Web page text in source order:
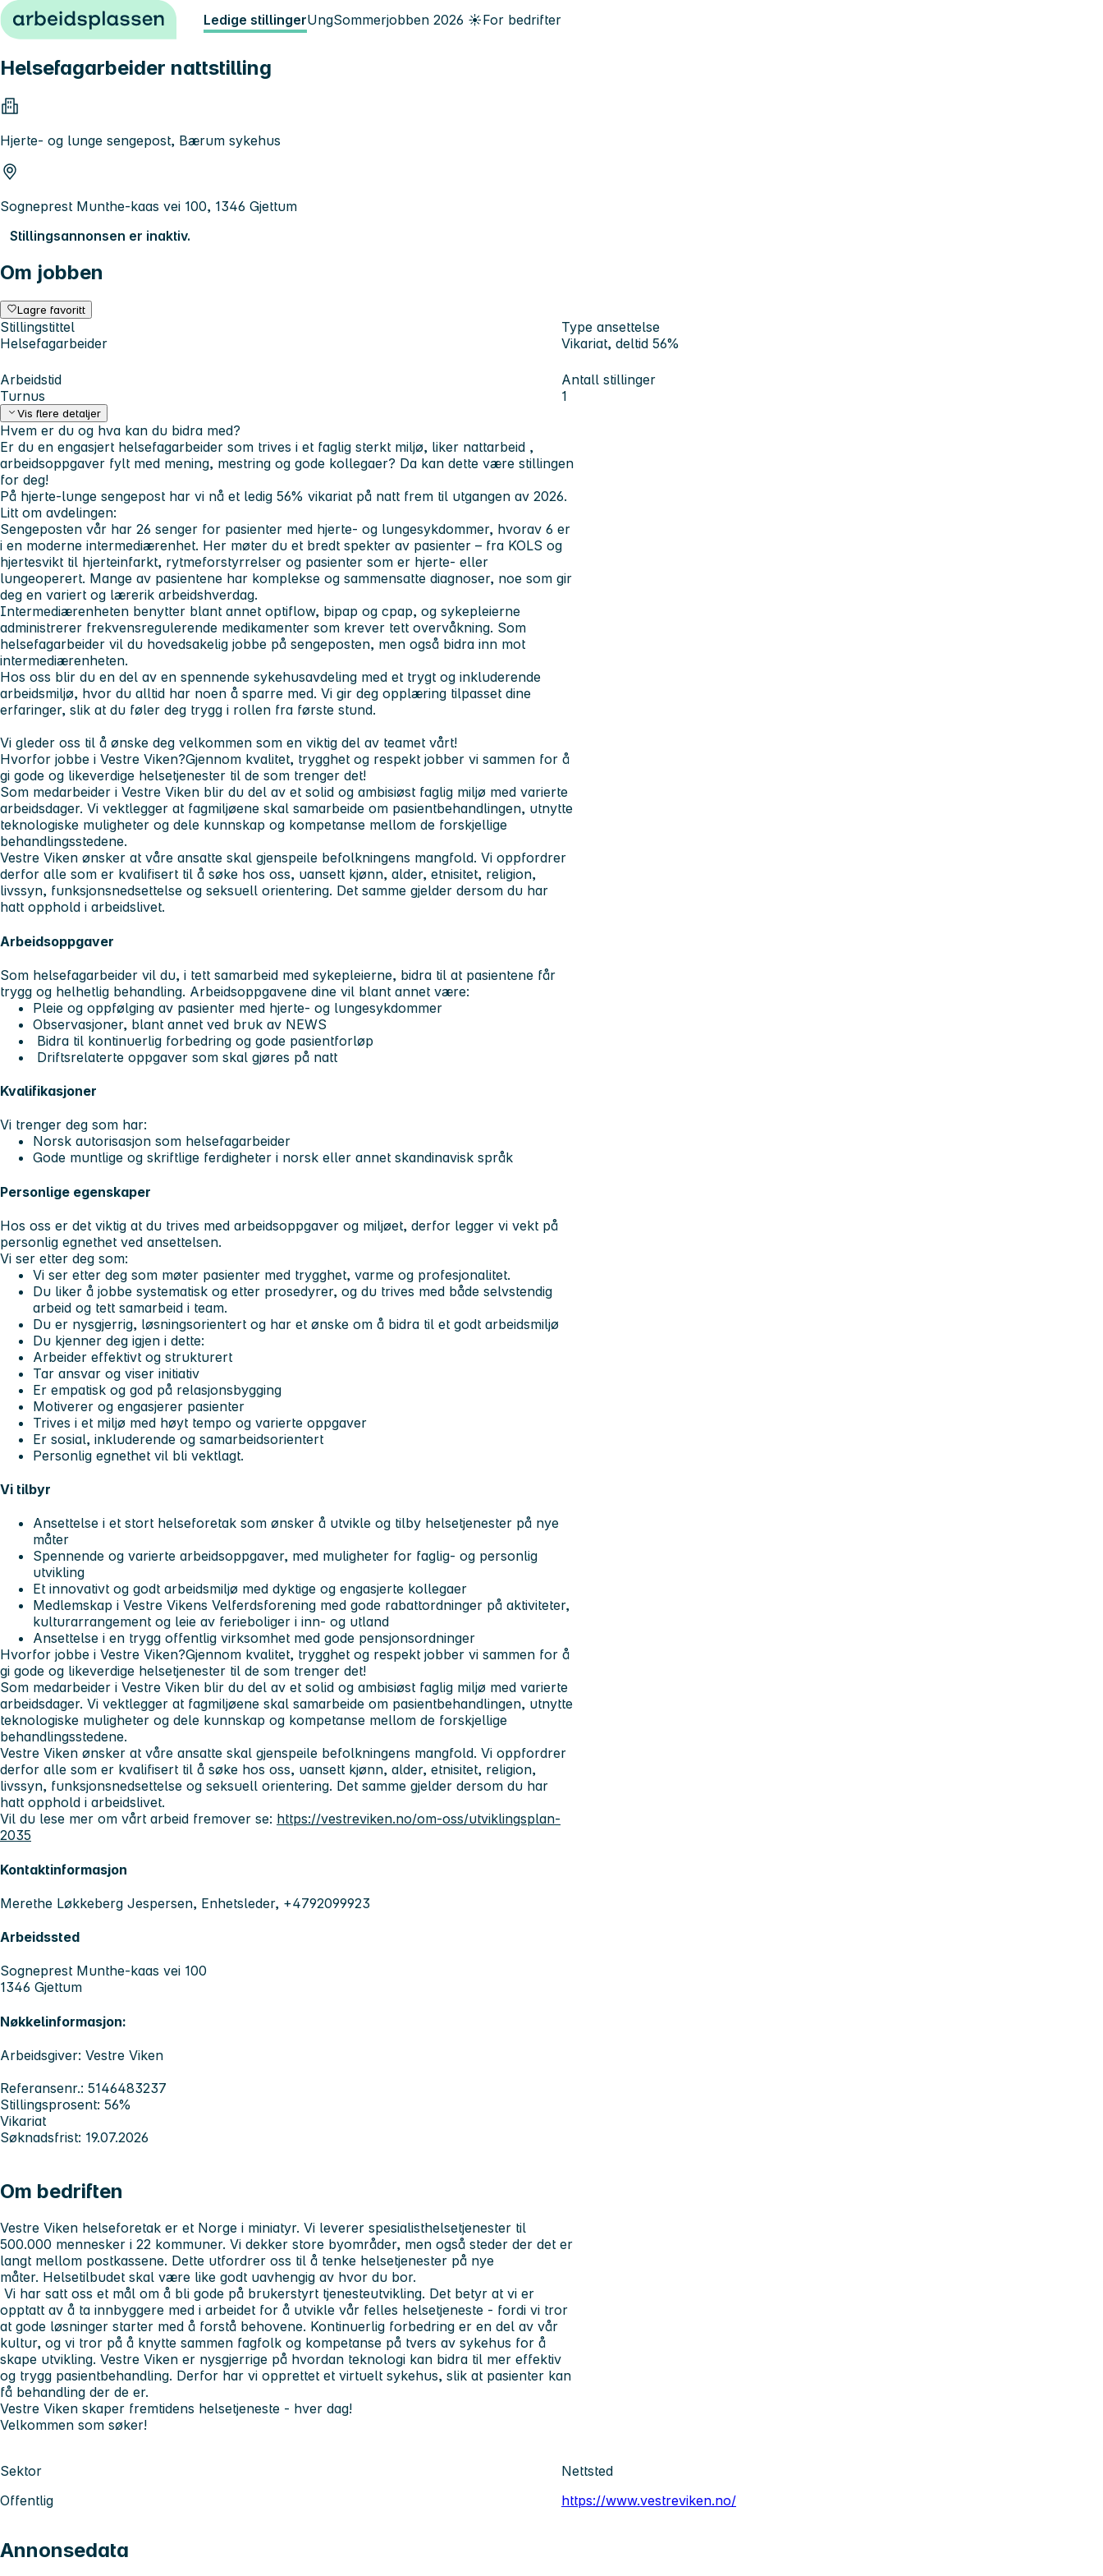
Hopp til innhold Ledige stillingerUngSommerjobben 2026 ☀️For bedrifter
Helsefagarbeider nattstilling
Hjerte- og lunge sengepost, Bærum sykehus
Sogneprest Munthe-kaas vei 100, 1346 Gjettum
Stillingsannonsen er inaktiv.
Om jobben
Lagre favoritt
Stillingstittel
Helsefagarbeider
Type ansettelse
Vikariat, deltid 56%
Arbeidstid
Turnus
Antall stillinger
1
Vis flere detaljer
Hvem er du og hva kan du bidra med?
Er du en engasjert helsefagarbeider som trives i et faglig sterkt miljø, liker nattarbeid ,
arbeidsoppgaver fylt med mening, mestring og gode kollegaer? Da kan dette være stillingen
for deg!
På hjerte-lunge sengepost har vi nå et ledig 56% vikariat på natt frem til utgangen av 2026.
Litt om avdelingen:
Sengeposten vår har 26 senger for pasienter med hjerte- og lungesykdommer, hvorav 6 er
i en moderne intermediærenhet. Her møter du et bredt spekter av pasienter – fra KOLS og
hjertesvikt til hjerteinfarkt, rytmeforstyrrelser og pasienter som er hjerte- eller
lungeoperert. Mange av pasientene har komplekse og sammensatte diagnoser, noe som gir
deg en variert og lærerik arbeidshverdag.
Intermediærenheten benytter blant annet optiflow, bipap og cpap, og sykepleierne
administrerer frekvensregulerende medikamenter som krever tett overvåkning. Som
helsefagarbeider vil du hovedsakelig jobbe på sengeposten, men også bidra inn mot
intermediærenheten.
Hos oss blir du en del av en spennende sykehusavdeling med et trygt og inkluderende
arbeidsmiljø, hvor du alltid har noen å sparre med. Vi gir deg opplæring tilpasset dine
erfaringer, slik at du føler deg trygg i rollen fra første stund.
Vi gleder oss til å ønske deg velkommen som en viktig del av teamet vårt!
Hvorfor jobbe i Vestre Viken?Gjennom kvalitet, trygghet og respekt jobber vi sammen for å
gi gode og likeverdige helsetjenester til de som trenger det!
Som medarbeider i Vestre Viken blir du del av et solid og ambisiøst faglig miljø med varierte
arbeidsdager. Vi vektlegger at fagmiljøene skal samarbeide om pasientbehandlingen, utnytte
teknologiske muligheter og dele kunnskap og kompetanse mellom de forskjellige
behandlingsstedene.
Vestre Viken ønsker at våre ansatte skal gjenspeile befolkningens mangfold. Vi oppfordrer
derfor alle som er kvalifisert til å søke hos oss, uansett kjønn, alder, etnisitet, religion,
livssyn, funksjonsnedsettelse og seksuell orientering. Det samme gjelder dersom du har
hatt opphold i arbeidslivet.
Arbeidsoppgaver
Som helsefagarbeider vil du, i tett samarbeid med sykepleierne, bidra til at pasientene får
trygg og helhetlig behandling. Arbeidsoppgavene dine vil blant annet være:
Pleie og oppfølging av pasienter med hjerte- og lungesykdommer
Observasjoner, blant annet ved bruk av NEWS
Bidra til kontinuerlig forbedring og gode pasientforløp
Driftsrelaterte oppgaver som skal gjøres på natt
Kvalifikasjoner
Vi trenger deg som har:
Norsk autorisasjon som helsefagarbeider
Gode muntlige og skriftlige ferdigheter i norsk eller annet skandinavisk språk
Personlige egenskaper
Hos oss er det viktig at du trives med arbeidsoppgaver og miljøet, derfor legger vi vekt på
personlig egnethet ved ansettelsen.
Vi ser etter deg som:
Vi ser etter deg som møter pasienter med trygghet, varme og profesjonalitet.
Du liker å jobbe systematisk og etter prosedyrer, og du trives med både selvstendig
arbeid og tett samarbeid i team.
Du er nysgjerrig, løsningsorientert og har et ønske om å bidra til et godt arbeidsmiljø
Du kjenner deg igjen i dette:
Arbeider effektivt og strukturert
Tar ansvar og viser initiativ
Er empatisk og god på relasjonsbygging
Motiverer og engasjerer pasienter
Trives i et miljø med høyt tempo og varierte oppgaver
Er sosial, inkluderende og samarbeidsorientert
Personlig egnethet vil bli vektlagt.
Vi tilbyr
Ansettelse i et stort helseforetak som ønsker å utvikle og tilby helsetjenester på nye
måter
Spennende og varierte arbeidsoppgaver, med muligheter for faglig- og personlig
utvikling
Et innovativt og godt arbeidsmiljø med dyktige og engasjerte kollegaer
Medlemskap i Vestre Vikens Velferdsforening med gode rabattordninger på aktiviteter,
kulturarrangement og leie av ferieboliger i inn- og utland
Ansettelse i en trygg offentlig virksomhet med gode pensjonsordninger
Hvorfor jobbe i Vestre Viken?Gjennom kvalitet, trygghet og respekt jobber vi sammen for å
gi gode og likeverdige helsetjenester til de som trenger det!
Som medarbeider i Vestre Viken blir du del av et solid og ambisiøst faglig miljø med varierte
arbeidsdager. Vi vektlegger at fagmiljøene skal samarbeide om pasientbehandlingen, utnytte
teknologiske muligheter og dele kunnskap og kompetanse mellom de forskjellige
behandlingsstedene.
Vestre Viken ønsker at våre ansatte skal gjenspeile befolkningens mangfold. Vi oppfordrer
derfor alle som er kvalifisert til å søke hos oss, uansett kjønn, alder, etnisitet, religion,
livssyn, funksjonsnedsettelse og seksuell orientering. Det samme gjelder dersom du har
hatt opphold i arbeidslivet.
Vil du lese mer om vårt arbeid fremover se: https://vestreviken.no/om-oss/utviklingsplan-
2035
Kontaktinformasjon
Merethe Løkkeberg Jespersen, Enhetsleder, +4792099923
Arbeidssted
Sogneprest Munthe-kaas vei 100
1346 Gjettum
Nøkkelinformasjon:
Arbeidsgiver: Vestre Viken
Referansenr.: 5146483237
Stillingsprosent: 56%
Vikariat
Søknadsfrist: 19.07.2026
Om bedriften
Vestre Viken helseforetak er et Norge i miniatyr. Vi leverer spesialisthelsetjenester til
500.000 mennesker i 22 kommuner. Vi dekker store byområder, men også steder der det er
langt mellom postkassene. Dette utfordrer oss til å tenke helsetjenester på nye
måter. Helsetilbudet skal være like godt uavhengig av hvor du bor.
Vi har satt oss et mål om å bli gode på brukerstyrt tjenesteutvikling. Det betyr at vi er
opptatt av å ta innbyggere med i arbeidet for å utvikle vår felles helsetjeneste - fordi vi tror
at gode løsninger starter med å forstå behovene. Kontinuerlig forbedring er en del av vår
kultur, og vi tror på å knytte sammen fagfolk og kompetanse på tvers av sykehus for å
skape utvikling. Vestre Viken er nysgjerrige på hvordan teknologi kan bidra til mer effektiv
og trygg pasientbehandling. Derfor har vi opprettet et virtuelt sykehus, slik at pasienter kan
få behandling der de er.
Vestre Viken skaper fremtidens helsetjeneste - hver dag!
Velkommen som søker!
Sektor
Offentlig
Nettsted
https://www.vestreviken.no/
Annonsedata